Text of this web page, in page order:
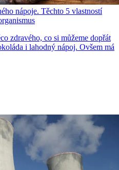
nápoje. Těchto 5 vlastností
zdravého, co si můžeme dopřát
i lahodný nápoj. Ovšem má